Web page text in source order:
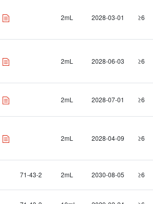
2mL 2028-03-01 ≥6
2mL 2028-06-03 ≥6
2mL 2028-07-01 ≥6
2mL 2028-04-09 ≥6
71-43-2 2mL 2030-08-05 ≥6